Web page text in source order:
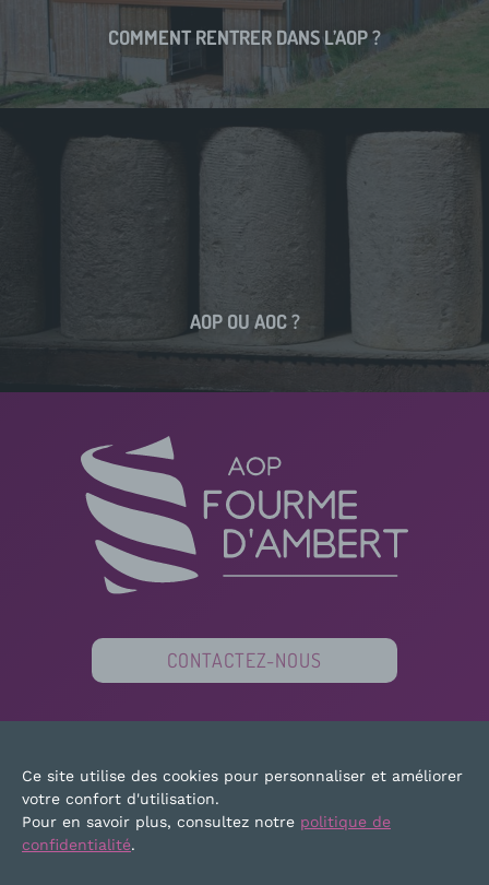
COMMENT RENTRER DANS L’AOP ?
AOP OU AOC ?
CONTACTEZ-NOUS
PLAN DU SITE MENTIONS LÉGALES
Ce site utilise des cookies pour personnaliser et améliorer
votre confort d'utilisation.
Pour en savoir plus, consultez notre politique de
confidentialité.